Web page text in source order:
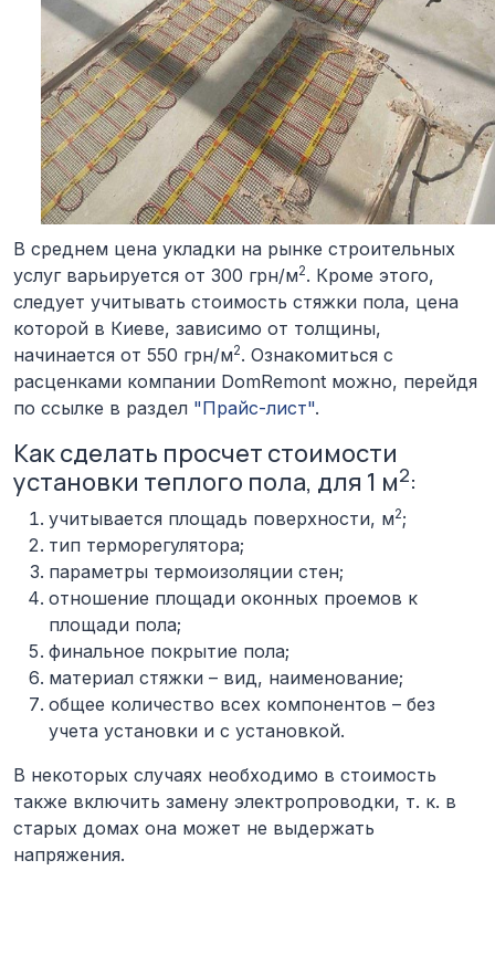
В среднем цена укладки на рынке строительных
услуг варьируется от 300 грн/м2. Кроме этого,
следует учитывать стоимость стяжки пола, цена
которой в Киеве, зависимо от толщины,
начинается от 550 грн/м2. Ознакомиться с
расценками компании DomRemont можно, перейдя
по ссылке в раздел "Прайс-лист".
Как сделать просчет стоимости
установки теплого пола, для 1 м2:
учитывается площадь поверхности, м2;
тип терморегулятора;
параметры термоизоляции стен;
отношение площади оконных проемов к
площади пола;
финальное покрытие пола;
материал стяжки – вид, наименование;
общее количество всех компонентов – без
учета установки и с установкой.
В некоторых случаях необходимо в стоимость
также включить замену электропроводки, т. к. в
старых домах она может не выдержать
напряжения.